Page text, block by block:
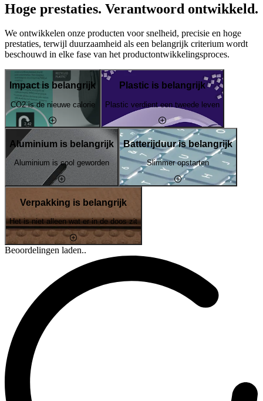
Hoge prestaties. Verantwoord ontwikkeld.
We ontwikkelen onze producten voor snelheid, precisie en hoge
prestaties, terwijl duurzaamheid als een belangrijk criterium wordt
beschouwd in elke fase van het productontwikkelingsproces.
Impact is belangrijk
CO2 is de nieuwe calorie
Plastic is belangrijk
Plastic verdient een tweede leven
Aluminium is belangrijk
Aluminium is cool geworden
Batterijduur is belangrijk
Slimmer opstarten
Verpakking is belangrijk
Het is niet alleen wat er in de doos zit
Beoordelingen laden..